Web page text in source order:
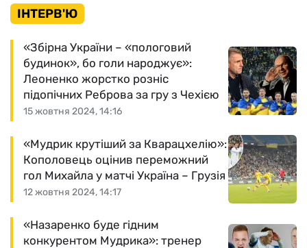
ІНТЕРВ'Ю
15 жовтня 2024, 14:16
«Збірна України – «пологовий
будинок», бо голи народжує»:
Леоненко жорстко розніс
підопічних Реброва за гру з Чехією
12 жовтня 2024, 14:17
«Мудрик крутіший за Кварацхелію»:
Кополовець оцінив переможний
гол Михайла у матчі Україна – Грузія
«Назаренко буде гідним
конкурентом Мудрика»: тренер